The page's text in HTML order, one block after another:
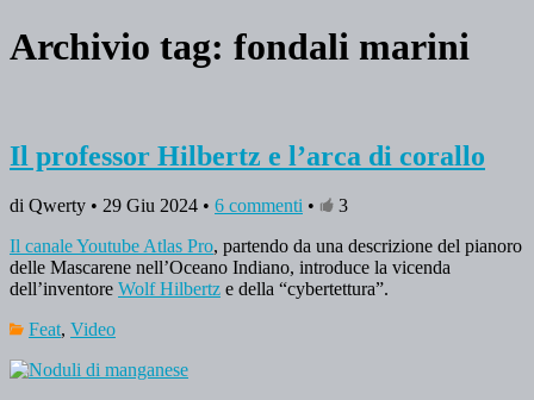
Archivio tag: fondali marini
Il professor Hilbertz e l’arca di corallo
di Qwerty • 29 Giu 2024 • 6 commenti •
3
Il canale Youtube Atlas Pro, partendo da una descrizione del pianoro
delle Mascarene nell’Oceano Indiano, introduce la vicenda
dell’inventore Wolf Hilbertz e della “cybertettura”.
Feat, Video